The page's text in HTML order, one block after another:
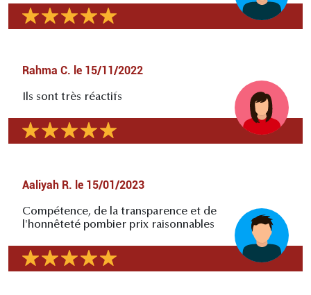
Rahma C. le 15/11/2022
Ils sont très réactifs
Aaliyah R. le 15/01/2023
Compétence, de la transparence et de
l'honnêteté pombier prix raisonnables